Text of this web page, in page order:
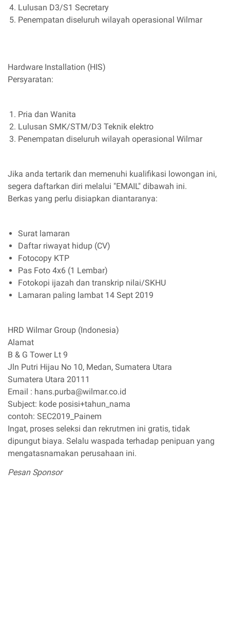
Lulusan D3/S1 Secretary
Penempatan diseluruh wilayah operasional Wilmar
Hardware Installation (HIS)
Persyaratan:
Pria dan Wanita
Lulusan SMK/STM/D3 Teknik elektro
Penempatan diseluruh wilayah operasional Wilmar
Jika anda tertarik dan memenuhi kualifikasi lowongan ini,
segera daftarkan diri melalui "EMAIL" dibawah ini.
Berkas yang perlu disiapkan diantaranya:
Surat lamaran
Daftar riwayat hidup (CV)
Fotocopy KTP
Pas Foto 4x6 (1 Lembar)
Fotokopi ijazah dan transkrip nilai/SKHU
Lamaran paling lambat 14 Sept 2019
HRD Wilmar Group (Indonesia)
Alamat
B & G Tower Lt 9
Jln Putri Hijau No 10, Medan, Sumatera Utara
Sumatera Utara 20111
Email : hans.purba@wilmar.co.id
Subject: kode posisi+tahun_nama
contoh: SEC2019_Painem
Ingat, proses seleksi dan rekrutmen ini gratis, tidak
dipungut biaya. Selalu waspada terhadap penipuan yang
mengatasnamakan perusahaan ini.
Pesan Sponsor